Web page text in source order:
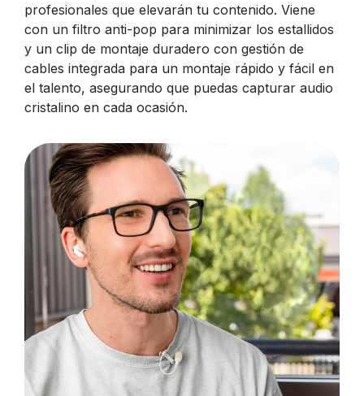
profesionales que elevarán tu contenido. Viene
con un filtro anti-pop para minimizar los estallidos
y un clip de montaje duradero con gestión de
cables integrada para un montaje rápido y fácil en
el talento, asegurando que puedas capturar audio
cristalino en cada ocasión.